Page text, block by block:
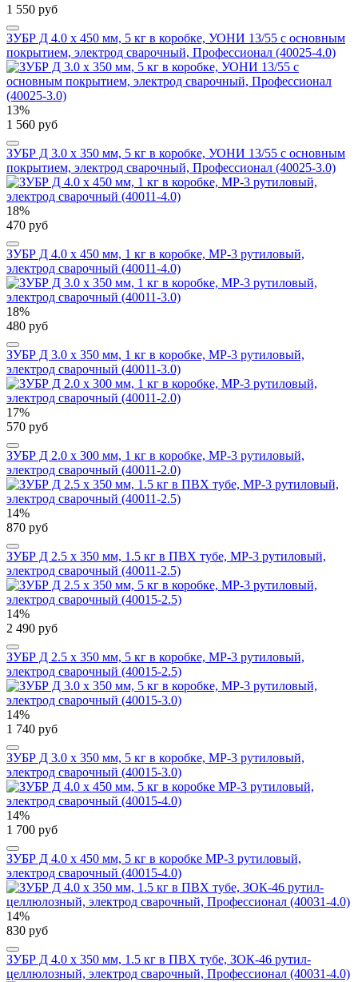
1 550 руб
ЗУБР Д 4.0 х 450 мм, 5 кг в коробке, УОНИ 13/55 с основным
покрытием, электрод сварочный, Профессионал (40025-4.0)
13%
1 560 руб
ЗУБР Д 3.0 х 350 мм, 5 кг в коробке, УОНИ 13/55 с основным
покрытием, электрод сварочный, Профессионал (40025-3.0)
18%
470 руб
ЗУБР Д 4.0 х 450 мм, 1 кг в коробке, МР-3 рутиловый,
электрод сварочный (40011-4.0)
18%
480 руб
ЗУБР Д 3.0 х 350 мм, 1 кг в коробке, МР-3 рутиловый,
электрод сварочный (40011-3.0)
17%
570 руб
ЗУБР Д 2.0 х 300 мм, 1 кг в коробке, МР-3 рутиловый,
электрод сварочный (40011-2.0)
14%
870 руб
ЗУБР Д 2.5 х 350 мм, 1.5 кг в ПВХ тубе, МР-3 рутиловый,
электрод сварочный (40011-2.5)
14%
2 490 руб
ЗУБР Д 2.5 х 350 мм, 5 кг в коробке, МР-3 рутиловый,
электрод сварочный (40015-2.5)
14%
1 740 руб
ЗУБР Д 3.0 х 350 мм, 5 кг в коробке, МР-3 рутиловый,
электрод сварочный (40015-3.0)
14%
1 700 руб
ЗУБР Д 4.0 х 450 мм, 5 кг в коробке МР-3 рутиловый,
электрод сварочный (40015-4.0)
14%
830 руб
ЗУБР Д 4.0 х 350 мм, 1.5 кг в ПВХ тубе, ЗОК-46 рутил-
целлюлозный, электрод сварочный, Профессионал (40031-4.0)